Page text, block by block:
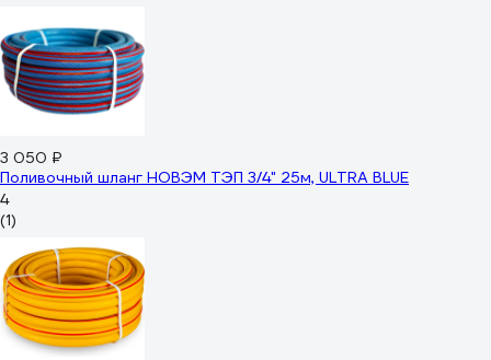
3 050 ₽
Поливочный шланг НОВЭМ ТЭП 3/4" 25м, ULTRA BLUE
4
(1)